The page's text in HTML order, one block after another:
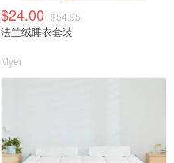
$24.00 $54.95
法兰绒睡衣套装
Myer